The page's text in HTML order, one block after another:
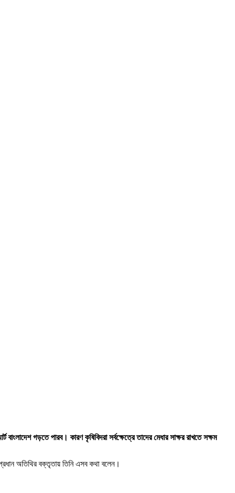
গড়তে পারব। কারণ কৃষিবিদরা সর্বক্ষেত্রে তাদের মেধার সাক্ষর রাখতে সক্ষম
প্রধান অতিথির বক্তৃতায় তিনি এসব কথা বলেন।